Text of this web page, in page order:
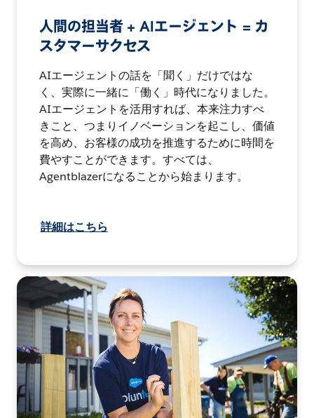
人間の担当者 + AIエージェント = カ
スタマーサクセス
AIエージェントの話を「聞く」だけではな
く、実際に一緒に「働く」時代になりました。
AIエージェントを活用すれば、本来注力すべ
きこと、つまりイノベーションを起こし、価値
を高め、お客様の成功を推進するために時間を
費やすことができます。すべては、
Agentblazerになることから始まります。
詳細はこちら